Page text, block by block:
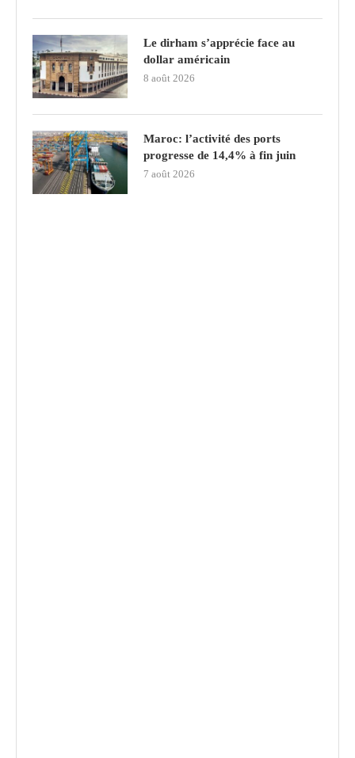
Le dirham s’apprécie face au
dollar américain
8 août 2026
Maroc: l’activité des ports
progresse de 14,4% à fin juin
7 août 2026